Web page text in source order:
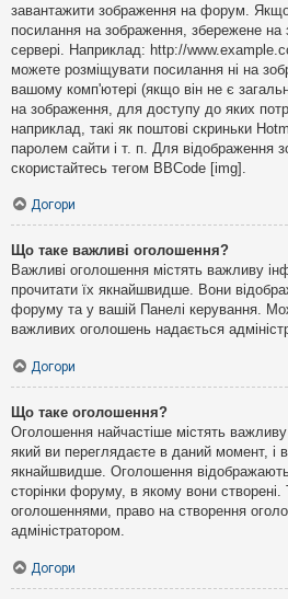
завантажити зображення на форум. Якщо
посилання на зображення, збережене на
сервері. Наприклад: http://
можете розміщувати посилання ні на
вашому комп'ютері (якщо він не є
на зображення, для доступу до яких
наприклад, такі як поштові скриньки
паролем сайти і т. п. Для відображення
скористайтесь тегом BBCode [img].
Догори
Що таке важливі оголошення?
Важливі оголошення містять важливу
прочитати їх якнайшвидше. Вони
форуму та у вашій Панелі керування.
важливих оголошень надається
Догори
Що таке оголошення?
Оголошення найчастіше містять
який ви переглядаєте в даний момент, і
якнайшвидше. Оголошення
сторінки форуму, в якому вони
оголошеннями, право на створення
адміністратором.
Догори